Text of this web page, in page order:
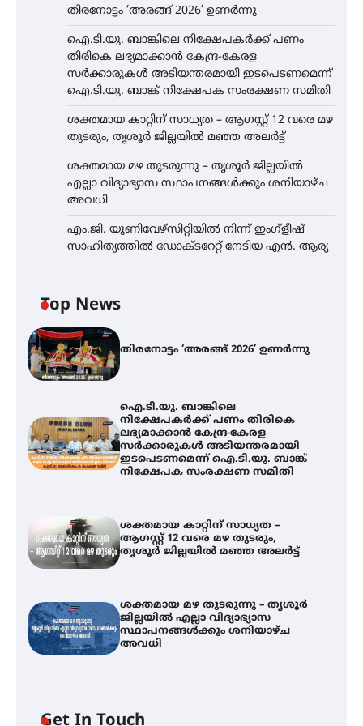
തിരനോട്ടം ‘അരങ്ങ് 2026’ ഉണർന്നു
ഐ.ടി.യു. ബാങ്കിലെ നിക്ഷേപകർക്ക് പണം
തിരികെ ലഭ്യമാക്കാൻ കേന്ദ്ര-കേരള
സർക്കാരുകൾ അടിയന്തരമായി ഇടപെടണമെന്ന്
ഐ.ടി.യു. ബാങ്ക് നിക്ഷേപക സംരക്ഷണ സമിതി
ശക്തമായ കാറ്റിന് സാധ്യത – ആഗസ്റ്റ് 12 വരെ മഴ
തുടരും, തൃശൂർ ജില്ലയിൽ മഞ്ഞ അലർട്ട്
ശക്തമായ മഴ തുടരുന്നു – തൃശൂർ ജില്ലയിൽ
എല്ലാ വിദ്യാഭ്യാസ സ്ഥാപനങ്ങൾക്കും ശനിയാഴ്ച
അവധി
എം.ജി. യൂണിവേഴ്‌സിറ്റിയിൽ നിന്ന് ഇംഗ്ളീഷ്
സാഹിത്യത്തിൽ ഡോക്ടറേറ്റ് നേടിയ എൻ. ആര്യ
Top News
തിരനോട്ടം ‘അരങ്ങ് 2026’ ഉണർന്നു
ഐ.ടി.യു. ബാങ്കിലെ
നിക്ഷേപകർക്ക് പണം തിരികെ
ലഭ്യമാക്കാൻ കേന്ദ്ര-കേരള
സർക്കാരുകൾ അടിയന്തരമായി
ഇടപെടണമെന്ന് ഐ.ടി.യു. ബാങ്ക്
നിക്ഷേപക സംരക്ഷണ സമിതി
ശക്തമായ കാറ്റിന് സാധ്യത –
ആഗസ്റ്റ് 12 വരെ മഴ തുടരും,
തൃശൂർ ജില്ലയിൽ മഞ്ഞ അലർട്ട്
ശക്തമായ മഴ തുടരുന്നു – തൃശൂർ
ജില്ലയിൽ എല്ലാ വിദ്യാഭ്യാസ
സ്ഥാപനങ്ങൾക്കും ശനിയാഴ്ച
അവധി
Get In Touch
ഐ.ടി.യു. ബാങ്കിലെ
നിക്ഷേപകർക്ക് പണം തിരികെ
ലഭ്യമാക്കാൻ കേന്ദ്ര-കേരള